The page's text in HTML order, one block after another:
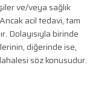
ve/veya sağlık
acil tedavi, tam
Dolayısıyla birinde
diğerinde ise,
söz konusudur.